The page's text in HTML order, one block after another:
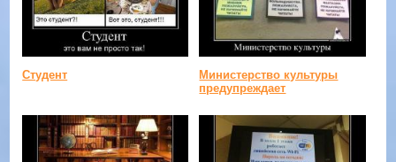
Студент
Министерство культуры
предупреждает